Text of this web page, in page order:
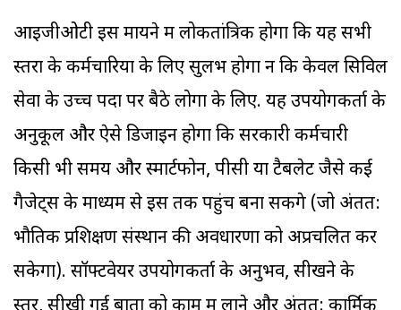
आइजीओटी इस मायने में लोकतांत्रिक होगा कि यह सभी
स्तरों के कर्मचारियों के लिए सुलभ होगा न कि केवल सिविल
सेवा के उच्च पदों पर बैठे लोगों के लिए. यह उपयोगकर्ता के
अनुकूल और ऐसे डिजाइन होगा कि सरकारी कर्मचारी
किसी भी समय और स्मार्टफोन, पीसी या टैबलेट जैसे कई
गैजेट्स के माध्यम से इस तक पहुंच बना सकेंगे (जो अंतत:
भौतिक प्रशिक्षण संस्थान की अवधारणा को अप्रचलित कर
सकेगा). सॉफ्टवेयर उपयोगकर्ता के अनुभव, सीखने के